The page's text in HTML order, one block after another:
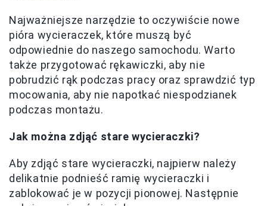
Najważniejsze narzędzie to oczywiście nowe
pióra wycieraczek, które muszą być
odpowiednie do naszego samochodu. Warto
także przygotować rękawiczki, aby nie
pobrudzić rąk podczas pracy oraz sprawdzić typ
mocowania, aby nie napotkać niespodzianek
podczas montażu.
Jak można zdjąć stare wycieraczki?
Aby zdjąć stare wycieraczki, najpierw należy
delikatnie podnieść ramię wycieraczki i
zablokować je w pozycji pionowej. Następnie